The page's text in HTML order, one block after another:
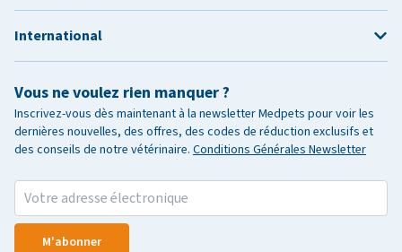
Vous ne voulez rien manquer ?
Inscrivez-vous dès maintenant à la newsletter Medpets pour voir les
dernières nouvelles, des offres, des codes de réduction exclusifs et
des conseils de notre vétérinaire. Conditions Générales Newsletter
M'abonner
International